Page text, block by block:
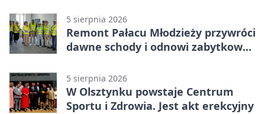
5 sierpnia 2026
Remont Pałacu Młodzieży przywróci
dawne schody i odnowi zabytkowy
5 sierpnia 2026
W Olsztynku powstaje Centrum
Sportu i Zdrowia. Jest akt erekcyjny